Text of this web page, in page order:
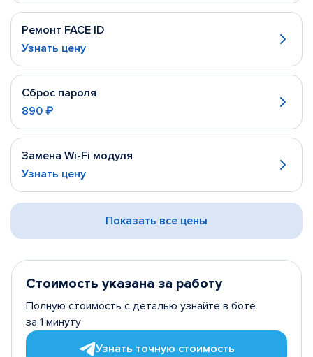
Ремонт FACE ID
Узнать цену
Сброс пароля
890 ₽
Замена Wi-Fi модуля
Узнать цену
Показать все цены
Стоимость указана за работу
Полную стоимость с деталью узнайте в боте
за 1 минуту
Узнать точную стоимость